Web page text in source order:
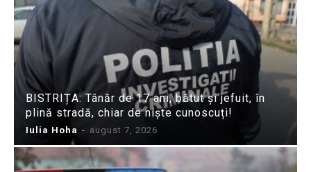
BISTRIȚA: Tânăr de 17 ani, bătut și jefuit, în
plină stradă, chiar de niște cunoscuți!
Iulia Hoha - august 7, 2026